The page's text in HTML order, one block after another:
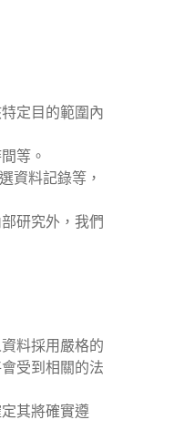
定目的範圍內
等。
資料記錄等，
研究外，我們
料採用嚴格的
受到相關的法
其將確實遵